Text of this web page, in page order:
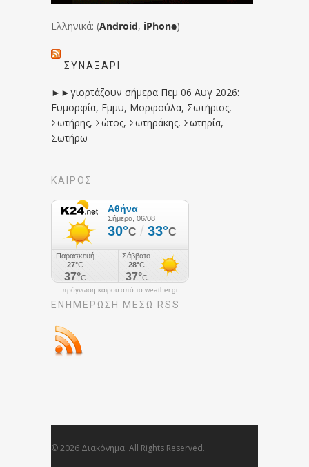
Ελληνικά: (Android, iPhone)
ΣΥΝΑΞΆΡΙ
►►γιορτάζουν σήμερα Πεμ 06 Αυγ 2026:
Ευμορφία, Εμμυ, Μορφούλα, Σωτήριος,
Σωτήρης, Σώτος, Σωτηράκης, Σωτηρία,
Σωτήρω
ΚΑΙΡΟΣ
πρόγνωση καιρού από το weather.gr
ΕΝΗΜΈΡΩΣΉ ΜΕΣΩ RSS
© 2026 Διακόνημα. All Rights Reserved.